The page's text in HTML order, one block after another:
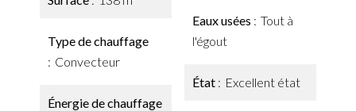
Type de chauffage
Convecteur
Énergie de chauffage
Eaux usées
Tout à
l'égout
État Excellent état